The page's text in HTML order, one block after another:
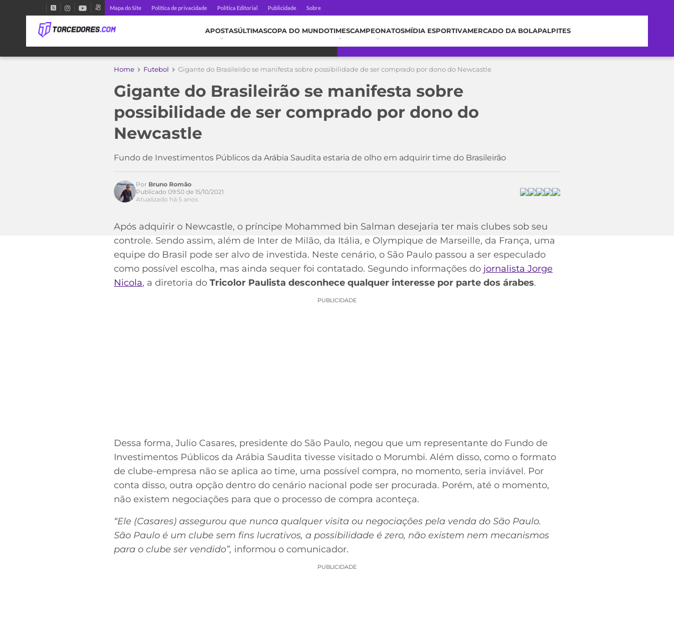
Mapa do Site Política de privacidade Política Editorial Publicidade Sobre
APOSTASÚLTIMASCOPA DO MUNDOTIMESCAMPEONATOSMÍDIA ESPORTIVAMERCADO DA BOLAPALPITES
Home Futebol Gigante do Brasileirão se manifesta sobre possibilidade de ser comprado por dono do Newcastle
Gigante do Brasileirão se manifesta sobre
possibilidade de ser comprado por dono do
Newcastle
Fundo de Investimentos Públicos da Arábia Saudita estaria de olho em adquirir time do Brasileirão
Por Bruno Romão
Publicado 09:50 de 15/10/2021
Atualizado há 5 anos
Após adquirir o Newcastle, o príncipe Mohammed bin Salman desejaria ter mais clubes sob seu
controle. Sendo assim, além de Inter de Milão, da Itália, e Olympique de Marseille, da França, uma
equipe do Brasil pode ser alvo de investida. Neste cenário, o São Paulo passou a ser especulado
como possível escolha, mas ainda sequer foi contatado. Segundo informações do jornalista Jorge
Nicola, a diretoria do Tricolor Paulista desconhece qualquer interesse por parte dos árabes.
PUBLICIDADE
Dessa forma, Julio Casares, presidente do São Paulo, negou que um representante do Fundo de
Investimentos Públicos da Arábia Saudita tivesse visitado o Morumbi. Além disso, como o formato
de clube-empresa não se aplica ao time, uma possível compra, no momento, seria inviável. Por
conta disso, outra opção dentro do cenário nacional pode ser procurada. Porém, até o momento,
não existem negociações para que o processo de compra aconteça.
“Ele (Casares) assegurou que nunca qualquer visita ou negociações pela venda do São Paulo.
São Paulo é um clube sem fins lucrativos, a possibilidade é zero, não existem nem mecanismos
para o clube ser vendido”, informou o comunicador.
PUBLICIDADE